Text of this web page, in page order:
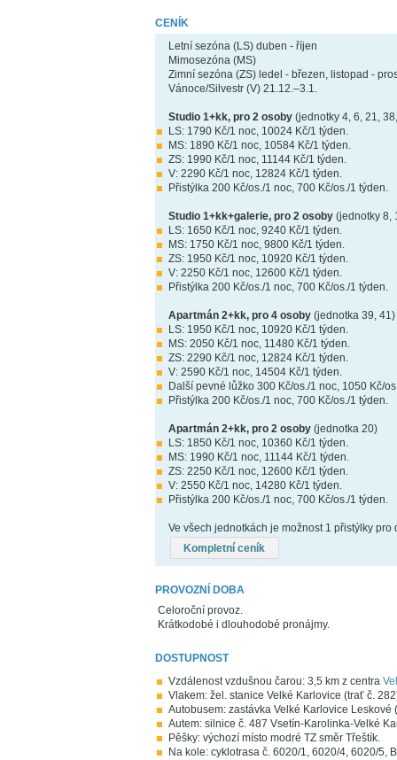
CENÍK
Letní sezóna (LS) duben - říjen
Mimosezóna (MS)
Zimní sezóna (ZS) ledel - březen, listopad -
Vánoce/Silvestr (V) 21.12.–3.1.
Studio 1+kk, pro 2 osoby (jednotky 4, 6, 21,
LS: 1790 Kč/1 noc, 10024 Kč/1 týden.
MS: 1890 Kč/1 noc, 10584 Kč/1 týden.
ZS: 1990 Kč/1 noc, 11144 Kč/1 týden.
V: 2290 Kč/1 noc, 12824 Kč/1 týden.
Přistýlka 200 Kč/os./1 noc, 700 Kč/os./1 týden.
Studio 1+kk+galerie, pro 2 osoby (jednotky 8,
LS: 1650 Kč/1 noc, 9240 Kč/1 týden.
MS: 1750 Kč/1 noc, 9800 Kč/1 týden.
ZS: 1950 Kč/1 noc, 10920 Kč/1 týden.
V: 2250 Kč/1 noc, 12600 Kč/1 týden.
Přistýlka 200 Kč/os./1 noc, 700 Kč/os./1 týden.
Apartmán 2+kk, pro 4 osoby (jednotka 39, 41)
LS: 1950 Kč/1 noc, 10920 Kč/1 týden.
MS: 2050 Kč/1 noc, 11480 Kč/1 týden.
ZS: 2290 Kč/1 noc, 12824 Kč/1 týden.
V: 2590 Kč/1 noc, 14504 Kč/1 týden.
Další pevné lůžko 300 Kč/os./1 noc, 1050 Kč/
Přistýlka 200 Kč/os./1 noc, 700 Kč/os./1 týden.
Apartmán 2+kk, pro 2 osoby (jednotka 20)
LS: 1850 Kč/1 noc, 10360 Kč/1 týden.
MS: 1990 Kč/1 noc, 11144 Kč/1 týden.
ZS: 2250 Kč/1 noc, 12600 Kč/1 týden.
V: 2550 Kč/1 noc, 14280 Kč/1 týden.
Přistýlka 200 Kč/os./1 noc, 700 Kč/os./1 týden.
Ve všech jednotkách je možnost 1 přistýlky
Kompletní ceník
PROVOZNÍ DOBA
Celoroční provoz.
Krátkodobé i dlouhodobé pronájmy.
DOSTUPNOST
Vzdálenost vzdušnou čarou: 3,5 km z centra
Vlakem: žel. stanice Velké Karlovice (trať č.
Autobusem: zastávka Velké Karlovice Leskové
Autem: silnice č. 487 Vsetín-Karolinka-Velké
Pěšky: výchozí místo modré TZ směr Třeštík.
Na kole: cyklotrasa č. 6020/1, 6020/4, 6020/5,